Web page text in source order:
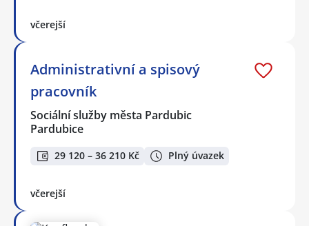
včerejší
Administrativní a spisový
pracovník
Sociální služby města Pardubic
Pardubice
29 120 – 36 210 Kč Plný úvazek
včerejší